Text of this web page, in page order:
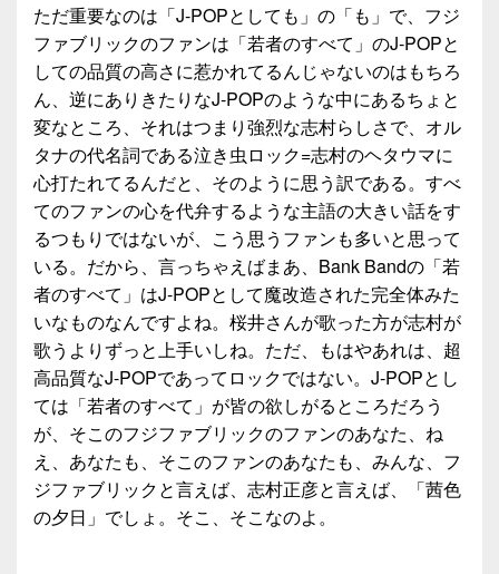
ただ重要なのは「J-POPとしても」の「も」で、フジ
ファブリックのファンは「若者のすべて」のJ-POPと
しての品質の高さに惹かれてるんじゃないのはもちろ
ん、逆にありきたりなJ-POPのような中にあるちょと
変なところ、それはつまり強烈な志村らしさで、オル
タナの代名詞である泣き虫ロック=志村のヘタウマに
心打たれてるんだと、そのように思う訳である。すべ
てのファンの心を代弁するような主語の大きい話をす
るつもりではないが、こう思うファンも多いと思って
いる。だから、言っちゃえばまあ、Bank Bandの「若
者のすべて」はJ-POPとして魔改造された完全体みた
いなものなんですよね。桜井さんが歌った方が志村が
歌うよりずっと上手いしね。ただ、もはやあれは、超
高品質なJ-POPであってロックではない。J-POPとし
ては「若者のすべて」が皆の欲しがるところだろう
が、そこのフジファブリックのファンのあなた、ね
え、あなたも、そこのファンのあなたも、みんな、フ
ジファブリックと言えば、志村正彦と言えば、「茜色
の夕日」でしょ。そこ、そこなのよ。